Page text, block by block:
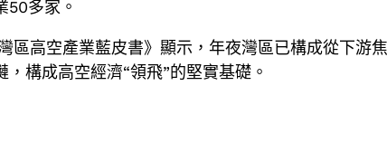
50多家。
區高空產業藍皮書》顯示，年夜灣區已構成從下游
構成高空經濟“領飛”的堅實基礎。